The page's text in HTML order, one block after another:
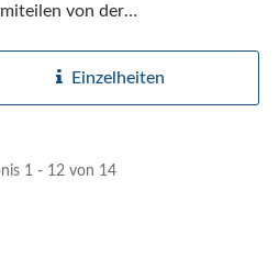
von der
Einzelheiten
1 - 12 von 14